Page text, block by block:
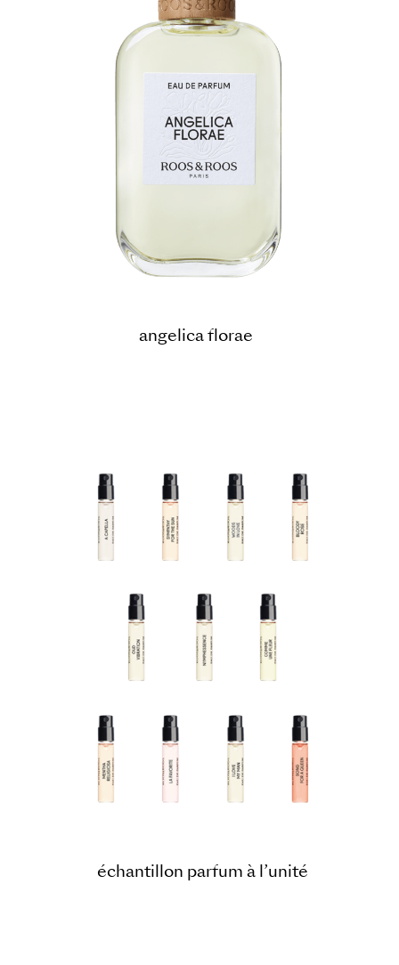
angelica florae
échantillon parfum à l’unité